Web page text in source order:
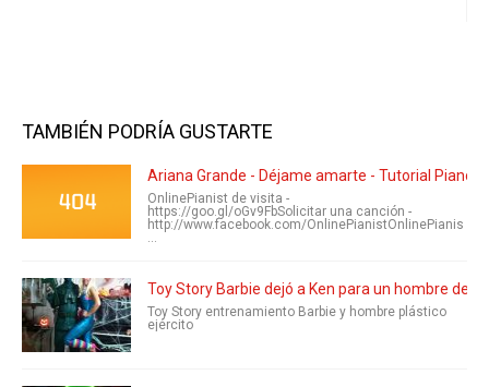
TAMBIÉN PODRÍA GUSTARTE
Ariana Grande - Déjame amarte - Tutorial Piano
OnlinePianist de visita -
https://goo.gl/oGv9FbSolicitar una canción -
http://www.facebook.com/OnlinePianistOnlinePianis
...
Toy Story Barbie dejó a Ken para un hombre de
Toy Story entrenamiento Barbie y hombre plástico
ejército